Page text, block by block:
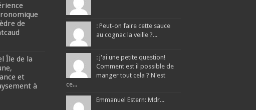
de
Île de la
et
à
: Peut-on faire cette sauce
au cognac la veille ?...
: j'ai une petite question!
Comment est il possible de
manger tout cela ? N'est
ce...
Emmanuel Estern: Mdr...